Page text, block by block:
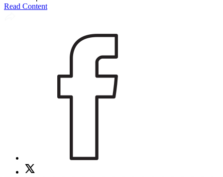
Read Content